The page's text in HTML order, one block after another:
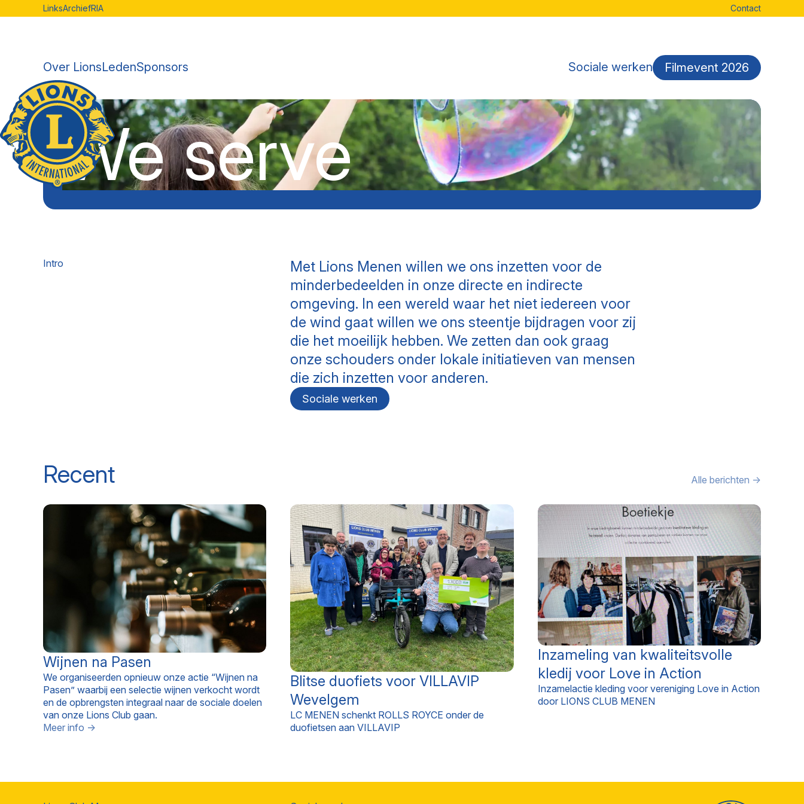
LinksArchiefRIA Contact
Over LionsLedenSponsors Sociale werken Filmevent 2026
We serve No items found.
Intro
Met Lions Menen willen we ons inzetten voor de
minderbedeelden in onze directe en indirecte
omgeving. In een wereld waar het niet iedereen voor
de wind gaat willen we ons steentje bijdragen voor zij
die het moeilijk hebben. We zetten dan ook graag
onze schouders onder lokale initiatieven van mensen
die zich inzetten voor anderen.
Sociale werken
Recent Alle berichten →
Wijnen na Pasen
We organiseerden opnieuw onze actie “Wijnen na
Pasen” waarbij een selectie wijnen verkocht wordt
en de opbrengsten integraal naar de sociale doelen
van onze Lions Club gaan.
Meer info →
Blitse duofiets voor VILLAVIP
Wevelgem
LC MENEN schenkt ROLLS ROYCE onder de
duofietsen aan VILLAVIP
Inzameling van kwaliteitsvolle
kledij voor Love in Action
Inzamelactie kleding voor vereniging Love in Action
door LIONS CLUB MENEN